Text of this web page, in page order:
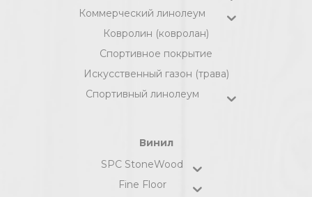
Коммерческий линолеум
Ковролин (ковролан)
Спортивное покрытие
Искусственный газон (трава)
Спортивный линолеум
Винил
SPC StoneWood
Fine Floor